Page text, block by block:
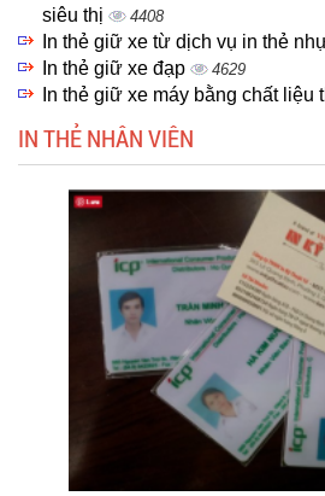
siêu thị
4408
In thẻ giữ xe từ dịch vụ in thẻ
In thẻ giữ xe đạp 4629
In thẻ giữ xe máy bằng chất liệu
IN THẺ NHÂN VIÊN